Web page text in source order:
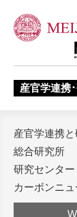
産官学連携
産官学連携
総合研究所
研究センター
カーボンニ